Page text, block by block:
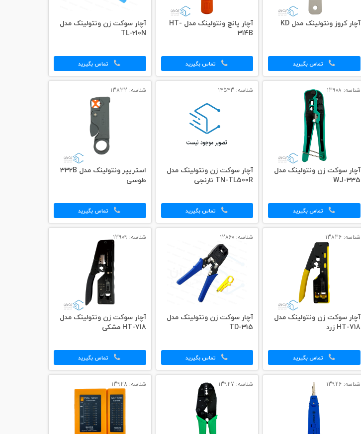
آچار کروز ونتولینک مدل KD
تماس بگیرید
آچار پانچ ونتولینک مدل HT-
314B
تماس بگیرید
آچار سوکت زن ونتولینک مدل
TL-210N
تماس بگیرید
شناسه: 13908
آچار سوکت زن ونتولینک مدل
WJ-335
تماس بگیرید
شناسه: 14543
آچار سوکت زن ونتولینک مدل
TN-TL500R نارنجی
تماس بگیرید
شناسه: 13832
استریپر ونتولینک مدل 332B
طوسی
تماس بگیرید
شناسه: 13836
آچار سوکت زن ونتولینک مدل
HT-718 زرد
تماس بگیرید
شناسه: 12860
آچار سوکت زن ونتولینک مدل
TD-315
تماس بگیرید
شناسه: 13909
آچار سوکت زن ونتولینک مدل
HT-718 مشکی
تماس بگیرید
شناسه: 13926 شناسه: 13927 شناسه: 13928